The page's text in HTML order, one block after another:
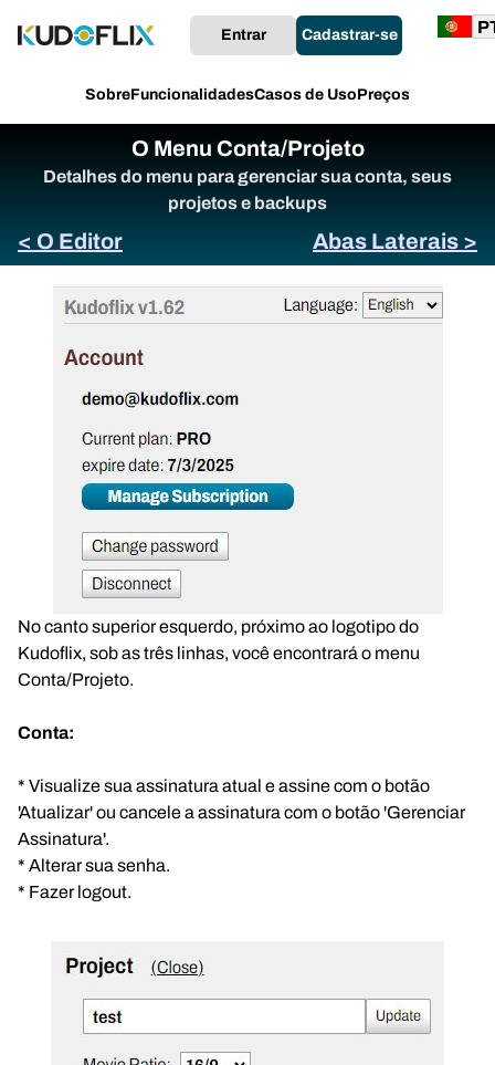
SobreFuncionalidadesCasos de UsoPreços
Entrar Cadastrar-se
O Menu Conta/Projeto
Detalhes do menu para gerenciar sua conta, seus
projetos e backups
< O Editor Abas Laterais >
No canto superior esquerdo, próximo ao logotipo do
Kudoflix, sob as três linhas, você encontrará o menu
Conta/Projeto.
Conta:
* Visualize sua assinatura atual e assine com o botão
'Atualizar' ou cancele a assinatura com o botão 'Gerenciar
Assinatura'.
* Alterar sua senha.
* Fazer logout.